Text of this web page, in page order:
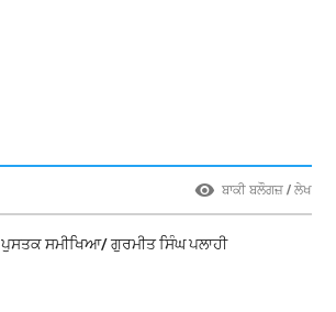
ਬਾਕੀ ਬਲੌਗਜ਼ / ਲੇਖ
ਪੁਸਤਕ ਸਮੀਖਿਆ/ ਗੁਰਮੀਤ ਸਿੰਘ ਪਲਾਹੀ